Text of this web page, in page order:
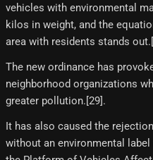
vehicles with environmental
kilos in weight, and the
area with residents stands
The new ordinance has
neighborhood organizations
greater pollution.[29]​.
It has also caused the
without an environmental label